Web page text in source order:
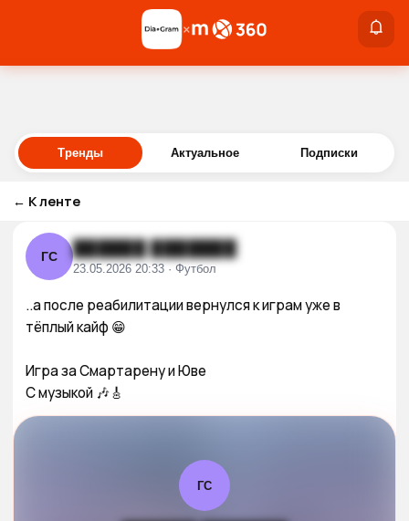
Войти
×
Тренды Актуальное Подписки
← К ленте
ГС ██████ ███████
23.05.2026 20:33 · Футбол
..а после реабилитации вернулся к играм уже в
тёплый кайф 😁
Игра за Смартарену и Юве
С музыкой 🎶🎸
ГС